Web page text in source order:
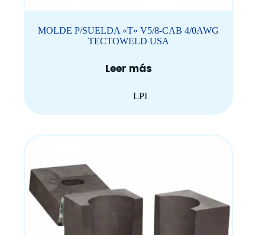
MOLDE P/SUELDA «T» V5/8-CAB 4/0AWG
TECTOWELD USA
Leer más
LPI